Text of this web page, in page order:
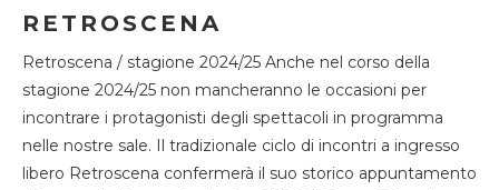
RETROSCENA
Retroscena / stagione 2024/25 Anche nel corso della
stagione 2024/25 non mancheranno le occasioni per
incontrare i protagonisti degli spettacoli in programma
nelle nostre sale. Il tradizionale ciclo di incontri a ingresso
libero Retroscena confermerà il suo storico appuntamento